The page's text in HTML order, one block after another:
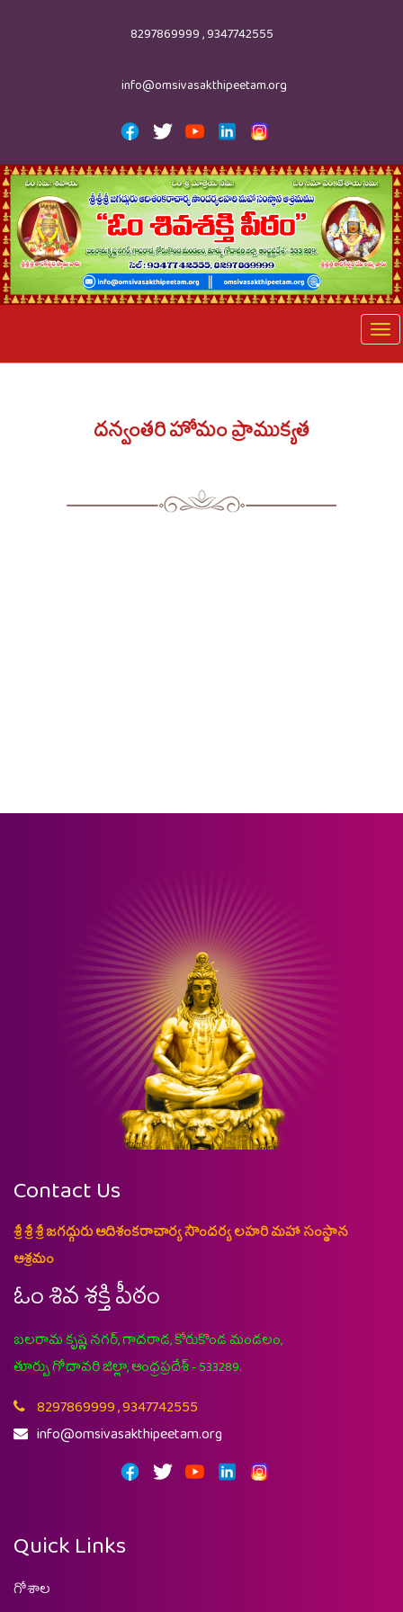
8297869999 , 9347742555
info@omsivasakthipeetam.org
దన్వంతరి హోమం ప్రాముక్యత
Contact Us
శ్రీ శ్రీ శ్రీ జగద్గురు ఆదిశంకరాచార్య సౌందర్య లహరి మహా సంస్థాన
ఆశ్రమం
ఓం శివ శక్తి పీఠం
బలరామ కృష్ణ నగర్, గాదరాడ, కోరుకొండ మండలం,
తూర్పు గోదావరి జిల్లా, ఆంధ్రప్రదేశ్ - 533289.
8297869999 , 9347742555
info@omsivasakthipeetam.org
Quick Links
గోశాల